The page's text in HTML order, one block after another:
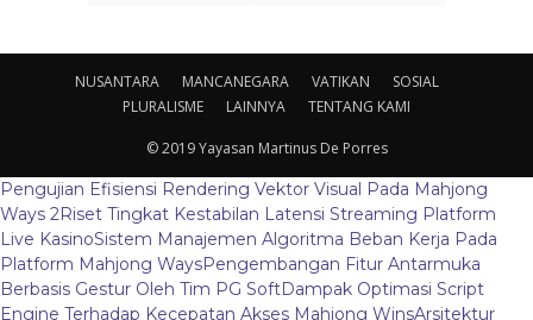
NUSANTARA MANCANEGARA VATIKAN
SOSIAL
PLURALISME
LAINNYA TENTANG KAMI
© 2019 Yayasan Martinus De Porres
Pengujian Efisiensi Rendering Vektor Visual Pada Mahjong
Ways 2Riset Tingkat Kestabilan Latensi Streaming Platform
Live KasinoSistem Manajemen Algoritma Beban Kerja Pada
Platform Mahjong WaysPengembangan Fitur Antarmuka
Berbasis Gestur Oleh Tim PG SoftDampak Optimasi Script
Engine Terhadap Kecepatan Akses Mahjong WinsArsitektur